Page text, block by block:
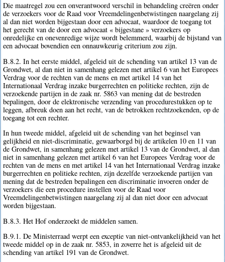
Die maatregel zou een onverantwoord verschil in behandeling creëren onder
de verzoekers voor de Raad voor Vreemdelingenbetwistingen naargelang zij
al dan niet worden bijgestaan door een advocaat, waardoor de toegang tot
het gerecht van de door een advocaat « bijgestane » verzoekers op
onredelijke en onevenredige wijze wordt belemmerd, waarbij de bijstand van
een advocaat bovendien een onnauwkeurig criterium zou zijn.
B.8.2. In het eerste middel, afgeleid uit de schending van artikel 13 van de
Grondwet, al dan niet in samenhang gelezen met artikel 6 van het Europees
Verdrag voor de rechten van de mens en met artikel 14 van het
Internationaal Verdrag inzake burgerrechten en politieke rechten, zijn de
verzoekende partijen in de zaak nr. 5863 van mening dat de bestreden
bepalingen, door de elektronische verzending van procedurestukken op te
leggen, afbreuk doen aan het recht, van de betrokken rechtzoekenden, op de
toegang tot een rechter.
In hun tweede middel, afgeleid uit de schending van het beginsel van
gelijkheid en niet-discriminatie, gewaarborgd bij de artikelen 10 en 11 van
de Grondwet, in samenhang gelezen met artikel 13 van de Grondwet, al dan
niet in samenhang gelezen met artikel 6 van het Europees Verdrag voor de
rechten van de mens en met artikel 14 van het Internationaal Verdrag inzake
burgerrechten en politieke rechten, zijn dezelfde verzoekende partijen van
mening dat de bestreden bepalingen een discriminatie invoeren onder de
verzoekers die een procedure instellen voor de Raad voor
Vreemdelingenbetwistingen naargelang zij al dan niet door een advocaat
worden bijgestaan.
B.8.3. Het Hof onderzoekt de middelen samen.
B.9.1. De Ministerraad werpt een exceptie van niet-ontvankelijkheid van het
tweede middel op in de zaak nr. 5853, in zoverre het is afgeleid uit de
schending van artikel 191 van de Grondwet.